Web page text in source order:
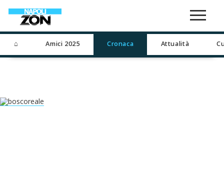
⌂ Amici 2025 Cronaca Attualità